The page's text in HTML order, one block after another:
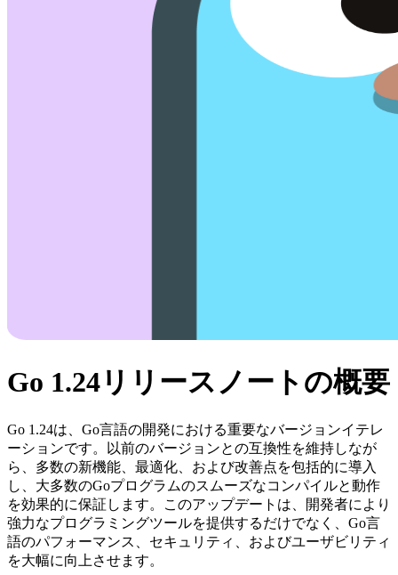
Go 1.24リリースノートの概要
Go 1.24は、Go言語の開発における重要なバージョンイテレ
ーションです。以前のバージョンとの互換性を維持しなが
ら、多数の新機能、最適化、および改善点を包括的に導入
し、大多数のGoプログラムのスムーズなコンパイルと動作
を効果的に保証します。このアップデートは、開発者により
強力なプログラミングツールを提供するだけでなく、Go言
語のパフォーマンス、セキュリティ、およびユーザビリティ
を大幅に向上させます。